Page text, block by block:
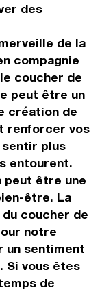
des
de la
compagnie
coucher de
peut être un
création de
renforcer vos
plus
entourent.
peut être une
être. La
coucher de
notre
un sentiment
Si vous êtes
de